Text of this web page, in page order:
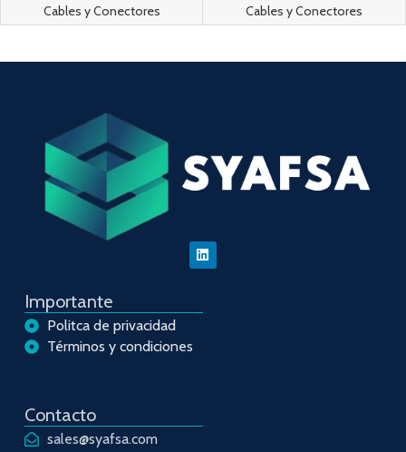
Abrasion, Multifilar (Flexible),
Color Azul Cerceta, Bobina de
Cables y Conectores
Aceite y Rayos UV, Multifilar 24/7
(Flexible), Color Azul Cerceta,
Cables y Conectores
Importante
Politca de privacidad
Términos y condiciones
Contacto
sales@syafsa.com